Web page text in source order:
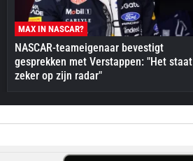
MAX IN NASCAR?
NASCAR-teameigenaar bevestigt
gesprekken met Verstappen: "Het staat
zeker op zijn radar"